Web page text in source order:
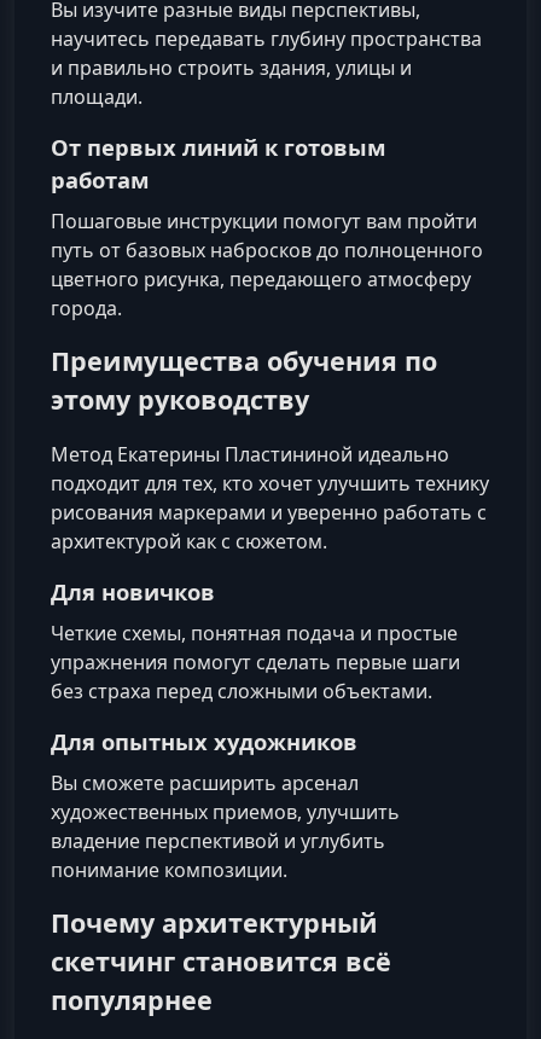
Вы изучите разные виды перспективы,
научитесь передавать глубину пространства
и правильно строить здания, улицы и
площади.
От первых линий к готовым
работам
Пошаговые инструкции помогут вам пройти
путь от базовых набросков до полноценного
цветного рисунка, передающего атмосферу
города.
Преимущества обучения по
этому руководству
Метод Екатерины Пластининой идеально
подходит для тех, кто хочет улучшить технику
рисования маркерами и уверенно работать с
архитектурой как с сюжетом.
Для новичков
Четкие схемы, понятная подача и простые
упражнения помогут сделать первые шаги
без страха перед сложными объектами.
Для опытных художников
Вы сможете расширить арсенал
художественных приемов, улучшить
владение перспективой и углубить
понимание композиции.
Почему архитектурный
скетчинг становится всё
популярнее